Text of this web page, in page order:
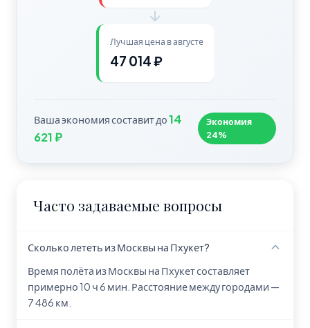
Лучшая цена в августе
47 014 ₽
Ваша экономия составит до14
621 ₽
Экономия
24%
Часто задаваемые вопросы
Сколько лететь из Москвы на Пхукет?
Время полёта из Москвы на Пхукет составляет
примерно 10 ч 6 мин. Расстояние между городами —
7 486 км.